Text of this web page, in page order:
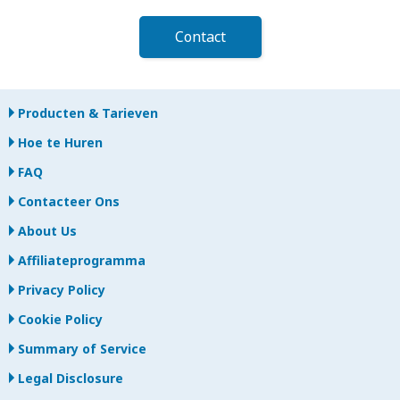
Contact
Producten & Tarieven
Hoe te Huren
FAQ
Contacteer Ons
About Us
Affiliateprogramma
Privacy Policy
Cookie Policy
Summary of Service
Legal Disclosure